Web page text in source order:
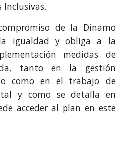
Inclusivas.
de la Dinamo
igualdad y obliga a la
medidas de
tanto en la gestión
como en el trabajo de
y como se detalla en
acceder al plan en este